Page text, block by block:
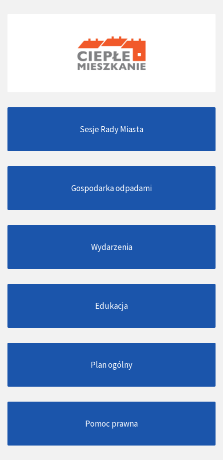
Sesje Rady Miasta
Gospodarka odpadami
Wydarzenia
Edukacja
Plan ogólny
Pomoc prawna